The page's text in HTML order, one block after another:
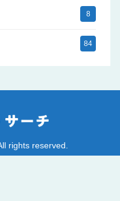
8
84
rights reserved.